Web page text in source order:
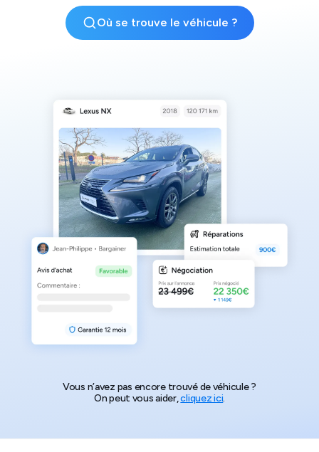
Où se trouve le véhicule ?
Vous n’avez pas encore trouvé de véhicule ?
On peut vous aider,cliquez ici.